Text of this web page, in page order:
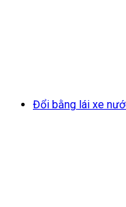
Đổi bằng lái xe